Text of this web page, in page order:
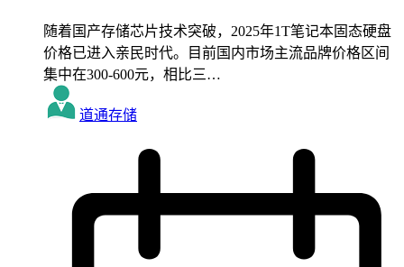
随着国产存储芯片技术突破，2025年1T笔记本固态硬盘
价格已进入亲民时代。目前国内市场主流品牌价格区间
集中在300-600元，相比三…
道通存储